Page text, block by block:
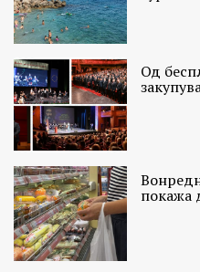
Од
покажа